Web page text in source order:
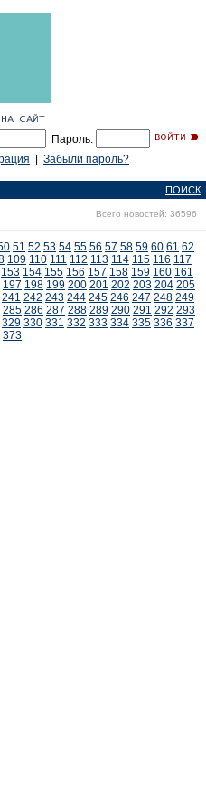
Пароль:
Забыли пароль?
ПОИСК
Всего новостей: 36596
51 52 53 54 55 56 57 58 59 60 61 62
109 110 111 112 113 114 115 116 117
153 154 155 156 157 158 159 160 161
197 198 199 200 201 202 203 204 205
241 242 243 244 245 246 247 248 249
285 286 287 288 289 290 291 292 293
329 330 331 332 333 334 335 336 337
373